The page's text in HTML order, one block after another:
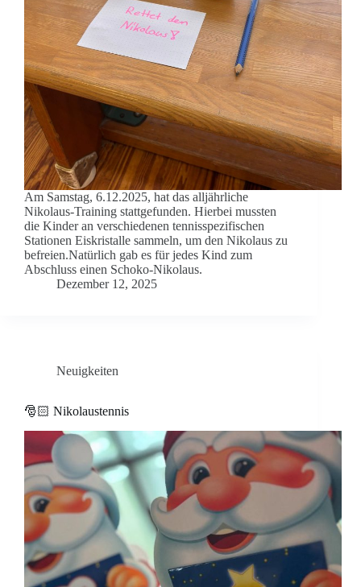
Am Samstag, 6.12.2025, hat das alljährliche
Nikolaus-Training stattgefunden. Hierbei mussten
die Kinder an verschiedenen tennisspezifischen
Stationen Eiskristalle sammeln, um den Nikolaus zu
befreien.Natürlich gab es für jedes Kind zum
Abschluss einen Schoko-Nikolaus.
Dezember 12, 2025
Neuigkeiten
🎅🏻 Nikolaustennis